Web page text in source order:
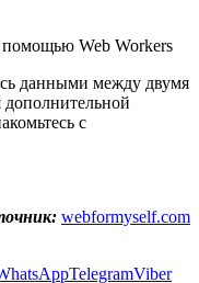
данными между двумя
с
webformyself.com
TelegramViber